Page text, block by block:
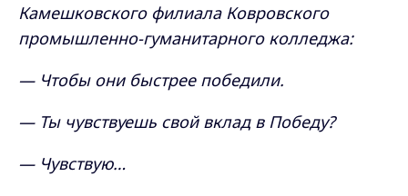
Камешковского филиала Ковровского
промышленно-гуманитарного колледжа:
— Чтобы они быстрее победили.
— Ты чувствуешь свой вклад в Победу?
— Чувствую…